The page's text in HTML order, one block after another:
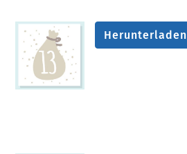
Herunterladen